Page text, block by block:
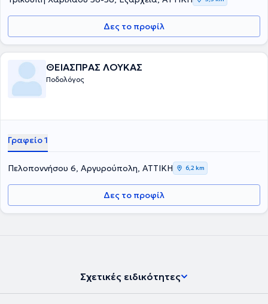
Δες το προφίλ
ΘΕΙΑΣΠΡΑΣ ΛΟΥΚΑΣ
Ποδολόγος
Γραφείο 1
Πελοποννήσου 6, Αργυρούπολη, ΑΤΤΙΚΗ 6,2 km
Δες το προφίλ
Σχετικές ειδικότητες